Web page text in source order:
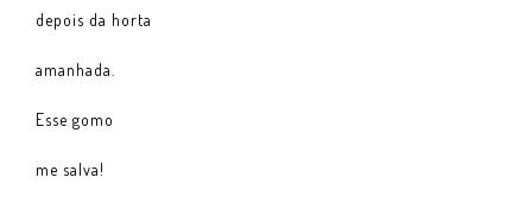
depois da horta
amanhada.
Esse gomo
me salva!